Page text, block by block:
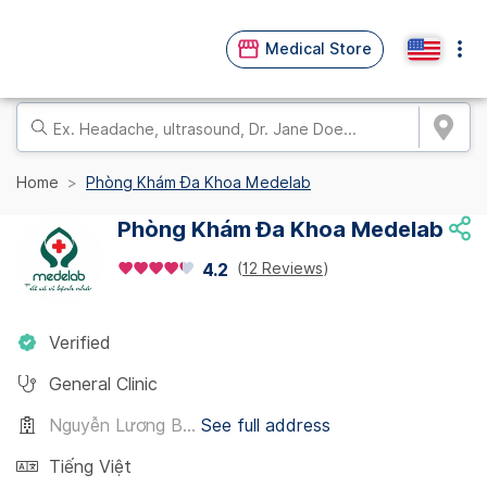
Medical Store
Home Phòng Khám Đa Khoa Medelab
Phòng Khám Đa Khoa Medelab
4.2 (12 Reviews)
Verified
General Clinic
Nguyễn Lương B... See full address
Tiếng Việt